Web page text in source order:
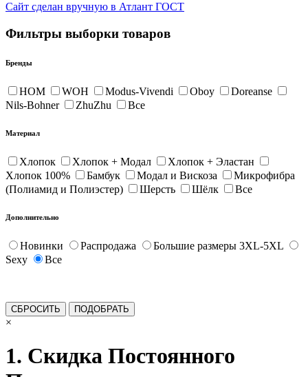
Сайт сделан вручную в Атлант ГОСТ
Фильтры выборки товаров
Бренды
HOM WOH Modus-Vivendi Oboy
Doreanse
Nils-Bohner
ZhuZhu Все
Материал
Хлопок Хлопок + Модал
Хлопок + Эластан
Хлопок 100%
Бамбук Модал и Вискоза
Микрофибра
(Полиамид и Полиэстер)
Шерсть Шёлк Все
Дополнительно
Новинки Распродажа
Большие размеры 3XL-5XL
Sexy
Все
×
1. Скидка Постоянного